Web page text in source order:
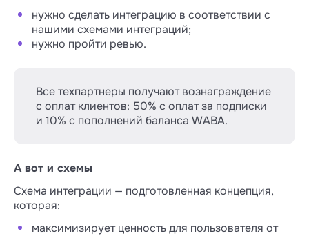
нужно сделать интеграцию в соответствии с
нашими схемами интеграций;
нужно пройти ревью.
Все техпартнеры получают вознаграждение
с оплат клиентов: 50% с оплат за подписки
и 10% с пополнений баланса WABA.
А вот и схемы
Схема интеграции — подготовленная концепция,
которая:
максимизирует ценность для пользователя от